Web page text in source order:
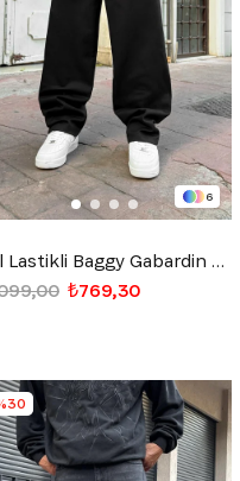
6
Bel Lastikli Baggy Gabardin Pantolon Siyah
₺769,30